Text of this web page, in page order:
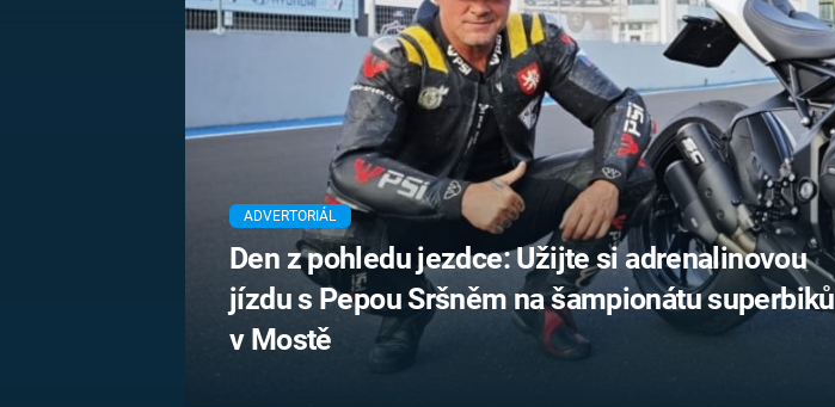
MARIE TEREZIE
NAPOLEON
BONAPARTE
BRITSKÁ
KRÁLOVSKÁ
RODINA
UFO A
MIMOZEMŠŤANÉ
UTAJENÉ PŘÍBĚHY
ČESKÝCH DĚJIN
ALTERNATIVNÍ
HISTORIE
ADVERTORIÁL
Den z pohledu jezdce: Užijte si adrenalinovou
jízdu s Pepou Sršněm na šampionátu superbiků
v Mostě